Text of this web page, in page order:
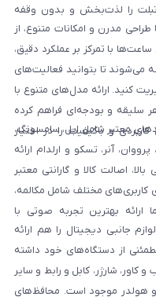
تبلت را لذت‌بخش و بدون وقفه
طراحی مدرن و امکانات متنوع، از
با تمرکز بر عملکرد دقیق،
می‌شوند تا بتوانید فعالیت‌های
کنید. ارائه مدل‌های متنوع با
سلیقه و بودجه‌ای فراهم کرده
و باکیفیت را در اختیار
معتبر شامل اپل، سامسونگ،
، پرووان، آنر، تسکو و ارلدام ارائه
اصالت کالا و گارانتی معتبر
مختلف شامل مکالمه،
بهترین تجربه صوتی با
جانبی دیجیتال را هم ارائه
از دستگاه‌های خود داشته
و کاور، شارژر، کابل و رابط و سایر
و هولدر موجود است. محافظ‌های